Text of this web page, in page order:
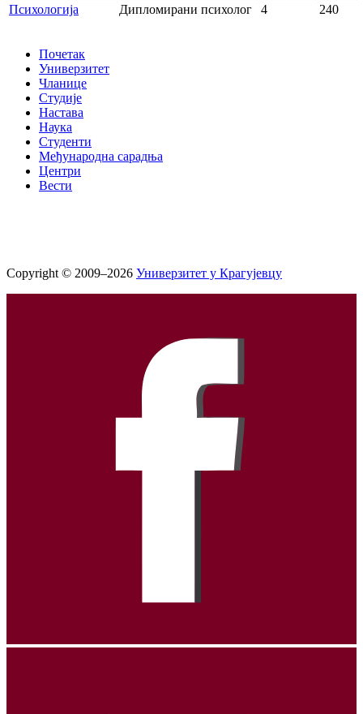
Психологија Дипломирани психолог 4 240
Почетак
Универзитет
Чланице
Студије
Настава
Наука
Студенти
Међународна сарадња
Центри
Вести
Copyright © 2009–2026 Универзитет у Крагујевцу